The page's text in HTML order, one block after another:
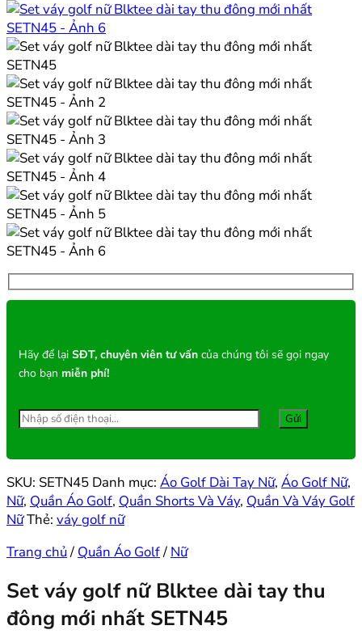
Hãy để lại SĐT, chuyên viên tư vấn của chúng tôi sẽ gọi ngay
cho bạn miễn phí!
SKU: SETN45 Danh mục: Áo Golf Dài Tay Nữ, Áo Golf Nữ,
Nữ, Quần Áo Golf, Quần Shorts Và Váy, Quần Và Váy Golf
NữThẻ: váy golf nữ
Trang chủ/ Quần Áo Golf/ Nữ
Set váy golf nữ Blktee dài tay thu
đông mới nhất SETN45